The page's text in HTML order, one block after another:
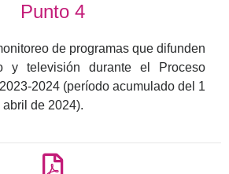
Punto 4
de programas que difunden
y televisión durante el Proceso
2024 (período acumulado del 1
de 2024).